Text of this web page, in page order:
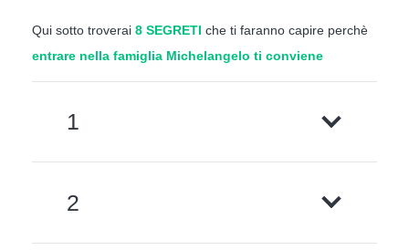
Qui sotto troverai 8 SEGRETI che ti faranno capire perchè
entrare nella famiglia Michelangelo ti conviene
1
2